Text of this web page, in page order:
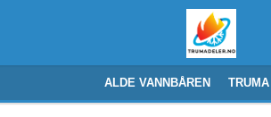
ALDE VANNBÅREN